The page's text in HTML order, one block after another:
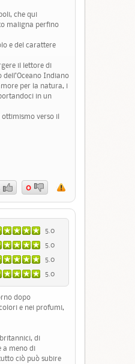
che qui
maligna perfino
e del carattere
il lettore di
Indiano
per la natura, i
in un
ottimismo verso il
0
5.0
5.0
5.0
5.0
dopo
e nei profumi,
di
a meno di
ciò può subire